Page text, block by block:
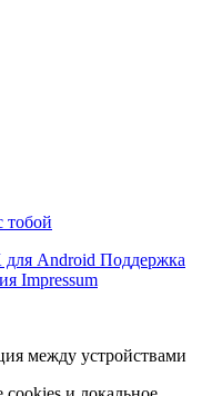
тобой
для Android Поддержка
Impressum
между устройствами